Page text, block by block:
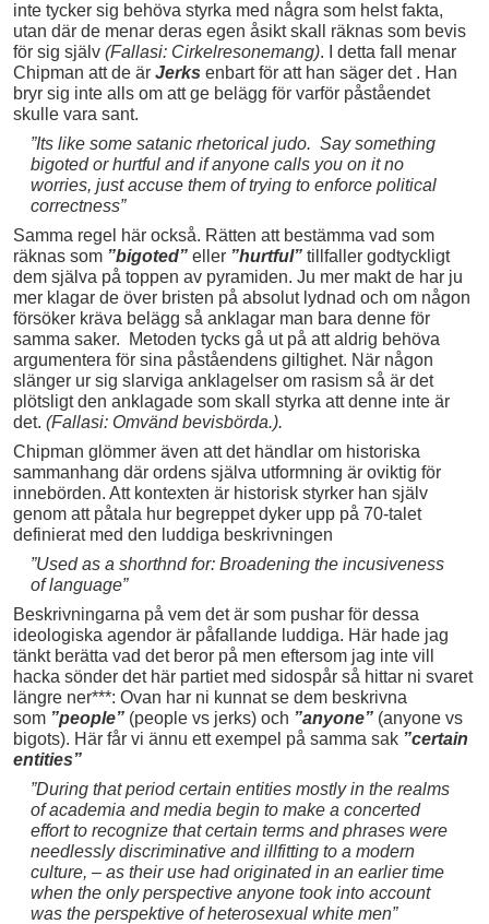
inte tycker sig behöva styrka med några som helst fakta,
utan där de menar deras egen åsikt skall räknas som bevis
för sig själv (Fallasi: Cirkelresonemang). I detta fall menar
Chipman att de är Jerks enbart för att han säger det . Han
bryr sig inte alls om att ge belägg för varför påståendet
skulle vara sant.
”Its like some satanic rhetorical judo. Say something
bigoted or hurtful and if anyone calls you on it no
worries, just accuse them of trying to enforce political
correctness”
Samma regel här också. Rätten att bestämma vad som
räknas som ”bigoted” eller ”hurtful” tillfaller godtyckligt
dem själva på toppen av pyramiden. Ju mer makt de har ju
mer klagar de över bristen på absolut lydnad och om någon
försöker kräva belägg så anklagar man bara denne för
samma saker. Metoden tycks gå ut på att aldrig behöva
argumentera för sina påståendens giltighet. När någon
slänger ur sig slarviga anklagelser om rasism så är det
plötsligt den anklagade som skall styrka att denne inte är
det. (Fallasi: Omvänd bevisbörda.).
Chipman glömmer även att det händlar om historiska
sammanhang där ordens själva utformning är oviktig för
innebörden. Att kontexten är historisk styrker han själv
genom att påtala hur begreppet dyker upp på 70-talet
definierat med den luddiga beskrivningen
”Used as a shorthnd for: Broadening the incusiveness
of language”
Beskrivningarna på vem det är som pushar för dessa
ideologiska agendor är påfallande luddiga. Här hade jag
tänkt berätta vad det beror på men eftersom jag inte vill
hacka sönder det här partiet med sidospår så hittar ni svaret
längre ner***: Ovan har ni kunnat se dem beskrivna
som ”people” (people vs jerks) och ”anyone” (anyone vs
bigots). Här får vi ännu ett exempel på samma sak ”certain
entities”
”During that period certain entities mostly in the realms
of academia and media begin to make a concerted
effort to recognize that certain terms and phrases were
needlessly discriminative and illfitting to a modern
culture, – as their use had originated in an earlier time
when the only perspective anyone took into account
was the perspektive of heterosexual white men”